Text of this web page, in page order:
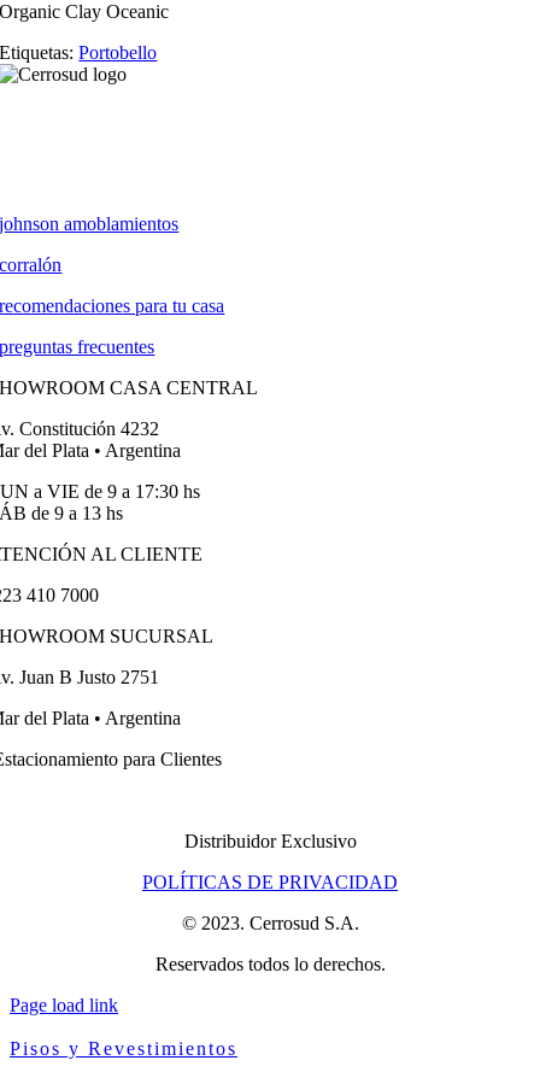
Organic Clay Oceanic
Etiquetas:Portobello
johnson amoblamientos
corralón
recomendaciones para tu casa
preguntas frecuentes
CASA CENTRAL
Constitución 4232
del Plata • Argentina
a VIE de 9 a 17:30 hs
de 9 a 13 hs
AL CLIENTE
410 7000
SUCURSAL
Juan B Justo 2751
del Plata • Argentina
para Clientes
Distribuidor Exclusivo
POLÍTICAS DE PRIVACIDAD
© 2023. Cerrosud S.A.
Reservados todos lo derechos.
Page load link
Pisos y Revestimientos